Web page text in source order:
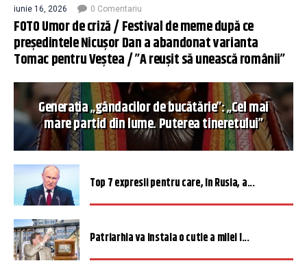
iunie 16, 2026 0 Comentariu
FOTO Umor de criză / Festival de meme după ce
președintele Nicușor Dan a abandonat varianta
Tomac pentru Veștea / ”A reușit să unească românii”
Generația „gândacilor de bucătărie”: „Cel mai
mare partid din lume. Puterea tineretului”
Top 7 expresii pentru care, în Rusia, a...
Patriarhia va instala o cutie a milei î...